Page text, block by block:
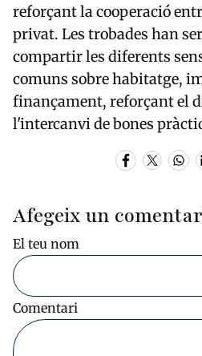
reforçant la cooperació
privat. Les trobades han
compartir les diferents
comuns sobre habitatge,
finançament, reforçant el
l'intercanvi de bones
Afegeix un
El teu nom
Comentari